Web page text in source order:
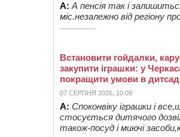
А: А пенсія так і
міс.незалежно від регіону
Встановити гойдалки,
закупити іграшки: у
покращити умови в
07 СЕРПНЯ 2026, 10:09
А: Споконвіку іграшки і
стосується дитячого
також-посуд і миючі